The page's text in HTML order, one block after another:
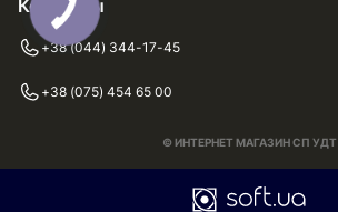
Контакты
+38 (044) 344-17-45
+38 (075) 454 65 00
© ИНТЕРНЕТ МАГАЗИН СП УДТ